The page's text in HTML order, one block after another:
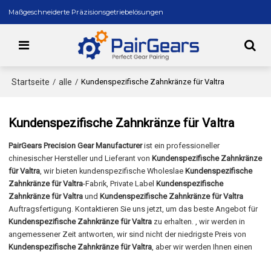
Maßgeschneiderte Präzisionsgetriebelösungen
Startseite / alle / Kundenspezifische Zahnkränze für Valtra
Kundenspezifische Zahnkränze für Valtra
PairGears Precision Gear Manufacturerist ein professioneller
chinesischer Hersteller und Lieferant von Kundenspezifische Zahnkränze
für Valtra, wir bieten kundenspezifische Wholeslae Kundenspezifische
Zahnkränze für Valtra-Fabrik, Private Label Kundenspezifische
Zahnkränze für Valtra und Kundenspezifische Zahnkränze für Valtra
Auftragsfertigung. Kontaktieren Sie uns jetzt, um das beste Angebot für
Kundenspezifische Zahnkränze für Valtra zu erhalten. , wir werden in
angemessener Zeit antworten, wir sind nicht der niedrigste Preis von
Kundenspezifische Zahnkränze für Valtra, aber wir werden Ihnen einen